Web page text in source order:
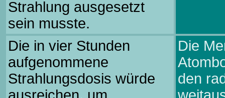
Strahlung ausgesetzt
sein musste.
Die in vier Stunden
aufgenommene
Strahlungsdosis würde
Die
den